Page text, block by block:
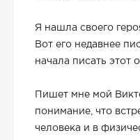
Я нашла своего
Вот его недавнее
начала писать этот
Пишет мне мой
понимание, что
человека и в